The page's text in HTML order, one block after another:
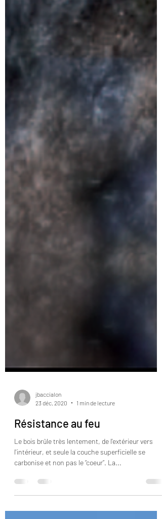
jbaccialon
23 déc. 2020
1 min de lecture
Résistance au feu
l'intérieur, et seule la couche superficielle se